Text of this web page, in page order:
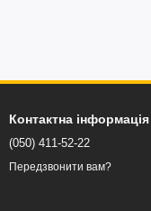
Контактна інформація
(050) 411-52-22
Передзвонити вам?